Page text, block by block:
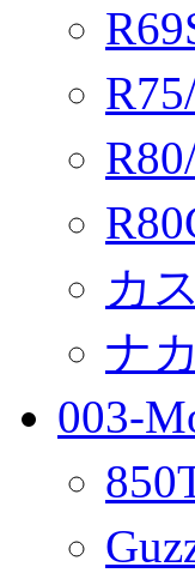
カ
ナ
003-